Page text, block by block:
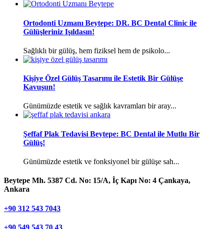
Ortodonti Uzmanı Beytepe: DR. BC Dental Clinic ile
Gülüşleriniz Işıldasın!
Sağlıklı bir gülüş, hem fiziksel hem de psikolo...
Kişiye Özel Gülüş Tasarımı ile Estetik Bir Gülüşe
Kavuşun!
Günümüzde estetik ve sağlık kavramları bir aray...
Şeffaf Plak Tedavisi Beytepe: BC Dental ile Mutlu Bir
Gülüş!
Günümüzde estetik ve fonksiyonel bir gülüşe sah...
Beytepe Mh. 5387 Cd. No: 15/A, İç Kapı No: 4 Çankaya,
Ankara
+90 312 543 7043
+90 549 543 70 43